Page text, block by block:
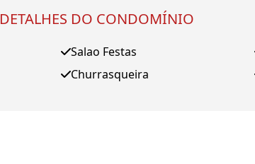
DETALHES DO CONDOMÍNIO
Salao Festas
Churrasqueira